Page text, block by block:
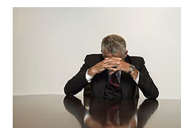
r
l